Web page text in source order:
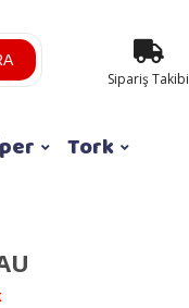
Sipariş Takibi
Tork